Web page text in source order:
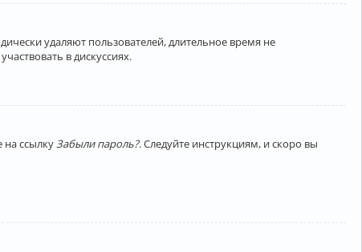
удаляют пользователей, длительное время не
в дискуссиях.
ссылкуЗабыли пароль?. Следуйте инструкциям, и скоро вы